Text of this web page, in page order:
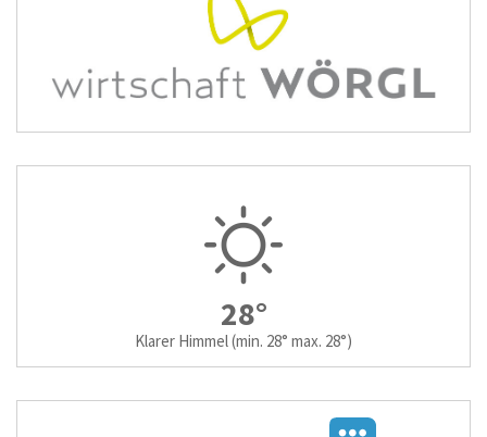
28°
Klarer Himmel(min. 28° max. 28°)